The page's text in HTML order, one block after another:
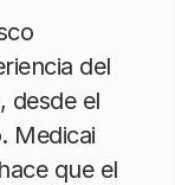
del
desde el
Medicai
que el